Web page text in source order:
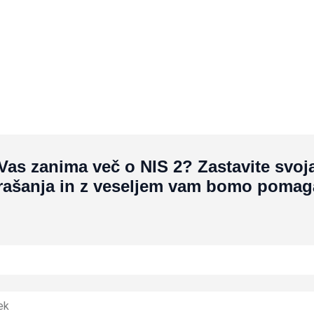
zanima več o NIS 2? Zastavite
in z veseljem vam bomo